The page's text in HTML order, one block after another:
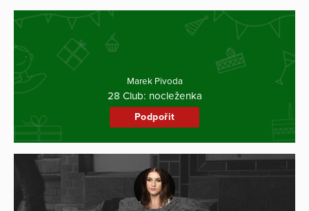
Marek Pivoda
28 Club: nocleženka
Podpořit